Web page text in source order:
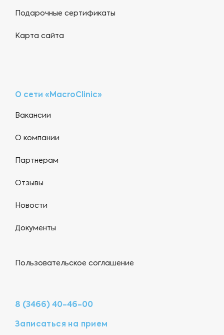
Подарочные сертификаты
Карта сайта
О сети «MacroClinic»
Вакансии
О компании
Партнерам
Отзывы
Новости
Документы
Пользовательское соглашение
8 (3466) 40-46-00
Записаться на прием